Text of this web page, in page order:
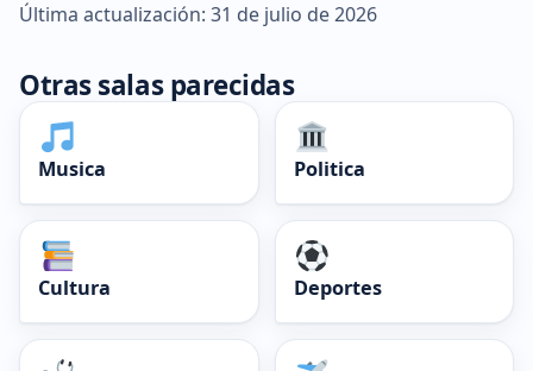
Última actualización: 31 de julio de 2026
Otras salas parecidas
Musica Politica
Cultura Deportes